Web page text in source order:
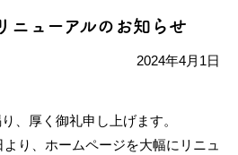
ニューアルのお知らせ
2024年4月1日
、厚く御礼申し上げます。
り、ホームページを大幅にリニュ